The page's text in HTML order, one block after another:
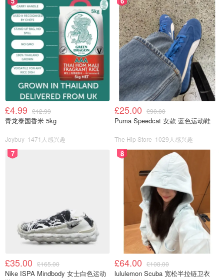
截图来自YouTube@CBS Colorado，版权属于原作者
郑爽的父亲郑成华在微博发表严正声明书，予以否认：
£4.99 £12.99
青龙泰国香米 5kg
Joybuy 1471人感兴趣
£25.00 £90.00
Puma Speedcat 女款 蓝色运动鞋
The Hip Store 1029人感兴趣
7
£35.00 £165.00
Nike ISPA Mindbody 女士白色运动
8
£64.00 £108.00
lululemon Scuba 宽松半拉链卫衣